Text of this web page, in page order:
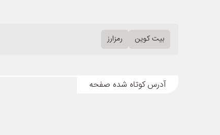
بیت کوین رمزارز
آدرس کوتاه شده صفحه